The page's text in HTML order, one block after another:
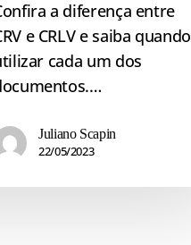
a diferença entre
e CRLV e saiba quando
cada um dos
Juliano Scapin
22/05/2023